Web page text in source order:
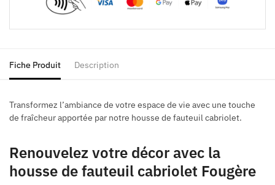
Fiche Produit Description
Transformez l’ambiance de votre espace de vie avec une touche
de fraîcheur apportée par notre housse de fauteuil cabriolet.
Renouvelez votre décor avec la
housse de fauteuil cabriolet Fougère